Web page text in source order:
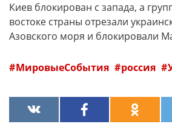
Киев блокирован с запада, а
востоке страны отрезали
Азовского моря и блокировали
МировыеСобытия россия